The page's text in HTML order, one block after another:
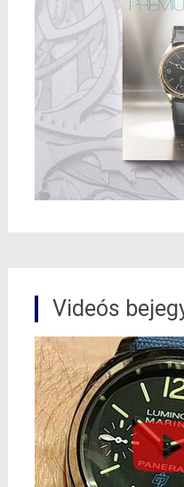
Videós